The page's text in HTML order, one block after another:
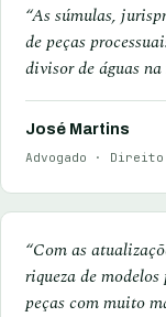
“As súmulas,
de peças
divisor de águas
José Martins
Advogado ·
“Com as
riqueza de
peças com muito